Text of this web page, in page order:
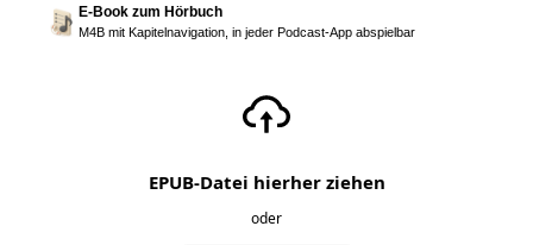
E-Book zum Hörbuch
M4B mit Kapitelnavigation, in jeder Podcast-App abspielbar
EPUB-Datei hierher ziehen
oder